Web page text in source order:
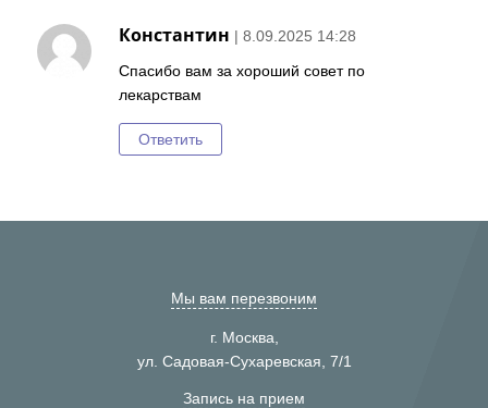
Константин | 8.09.2025 14:28
Спасибо вам за хороший совет по
лекарствам
Ответить
Мы вам перезвоним
г. Москва,
ул. Садовая-Сухаревская, 7/1
Запись на прием